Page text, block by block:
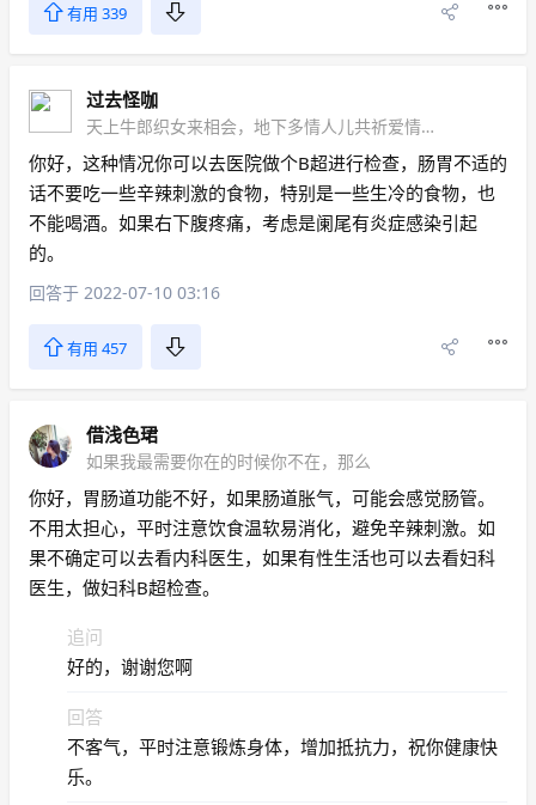
有用 339
过去怪咖
天上牛郎织女来相会，地下多情人儿共祈爱情永恒不渝
你好，这种情况你可以去医院做个B超进行检查，肠胃不适的
话不要吃一些辛辣刺激的食物，特别是一些生冷的食物，也
不能喝酒。如果右下腹疼痛，考虑是阑尾有炎症感染引起
的。
回答于 2022-07-10 03:16
有用 457
借浅色珺
如果我最需要你在的时候你不在，那么
你好，胃肠道功能不好，如果肠道胀气，可能会感觉肠管。
不用太担心，平时注意饮食温软易消化，避免辛辣刺激。如
果不确定可以去看内科医生，如果有性生活也可以去看妇科
医生，做妇科B超检查。
追问
好的，谢谢您啊
回答
不客气，平时注意锻炼身体，增加抵抗力，祝你健康快
乐。